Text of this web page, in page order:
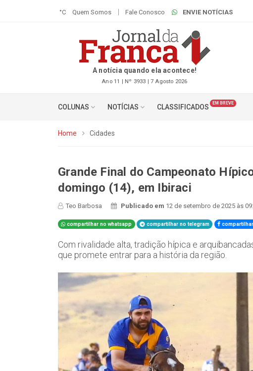
°C Quem Somos Fale Conosco ENVIE NOTÍCIAS
A notícia quando ela acontece!
Ano 11 | Nº 3933 | 7 Agosto 2026
COLUNAS NOTÍCIAS CLASSIFICADOS EM BREVE
Home Cidades
Grande Final do Campeonato
domingo (14), em Ibiraci
Teo Barbosa Publicado em 12 de setembro de 2025 às
compartilhar no whatsapp compartilhar no telegram
Com rivalidade alta, tradição hípica e
que promete entrar para a história da região.